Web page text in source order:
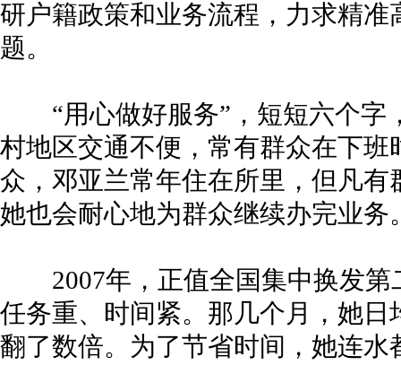
研户籍政策和业务流程，力求精
题。
“用心做好服务”，短短六个字
村地区交通不便，常有群众在下
众，邓亚兰常年住在所里，但凡
她也会耐心地为群众继续办完业务
2007年，正值全国集中换发第
任务重、时间紧。那几个月，她
翻了数倍。为了节省时间，她连